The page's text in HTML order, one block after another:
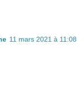
11 mars 2021 à 11:08